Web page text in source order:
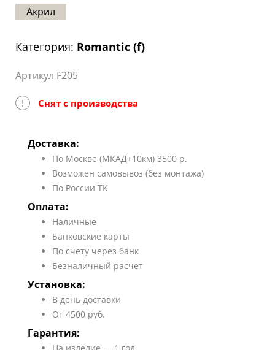
сайта
Акрил
Категория: Romantic (f)
Артикул F205
! Снят с производства
Доставка:
По Москве (МКАД+10км) 3500 р.
Возможен самовывоз (без монтажа)
По России ТК
Оплата:
Наличные
Банковские карты
По счету через банк
Безналичный расчет
Установка:
В день доставки
От 4500 руб.
Гарантия: